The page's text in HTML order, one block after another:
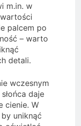
m.in. w
palcem po
– warto
detali.
wczesnym
daje
cienie. W
uniknąć